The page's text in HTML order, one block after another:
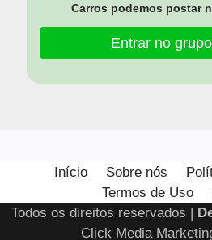
Carros podemos postar
Entrar no
Início Sobre nós
Termos de Uso
Todos os direitos reservados |
Click Media